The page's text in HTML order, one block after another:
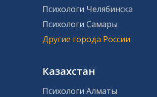
Психологи Челябинска
Психологи Самары
Другие города России
Казахстан
Психологи Алматы